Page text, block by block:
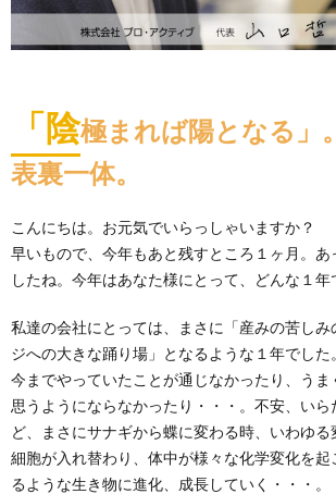
「陰極まれば陽となる」
表裏一体。
こんにちは。お元気でいらっしゃいますか？
早いもので、今年もあと残すところ１ヶ月。
したね。今年はあなた様にとって、どんな１年
私達の会社にとっては、まさに「産みの苦しみ
ジへの大きな踊り場」となるような１年でした。
今までやっていたことが通じなかったり、う
思うようにならなかったり・・・。不安、い
ど、まさにサナギから蝶に変わる時、いわゆ
細胞が入れ替わり、体中が様々な化学変化を起
るような生き物に進化、成長していく・・・。